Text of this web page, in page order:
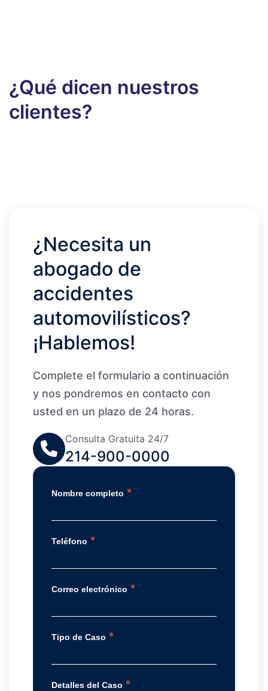
¿Qué dicen nuestros
clientes?
¿Necesita un
abogado de
accidentes
automovilísticos?
¡Hablemos!
Complete el formulario a continuación
y nos pondremos en contacto con
usted en un plazo de 24 horas.
Consulta Gratuita 24/7
214-900-0000
Nombre completo *
Teléfono *
Correo electrónico *
Tipo de Caso *
Detalles del Caso *